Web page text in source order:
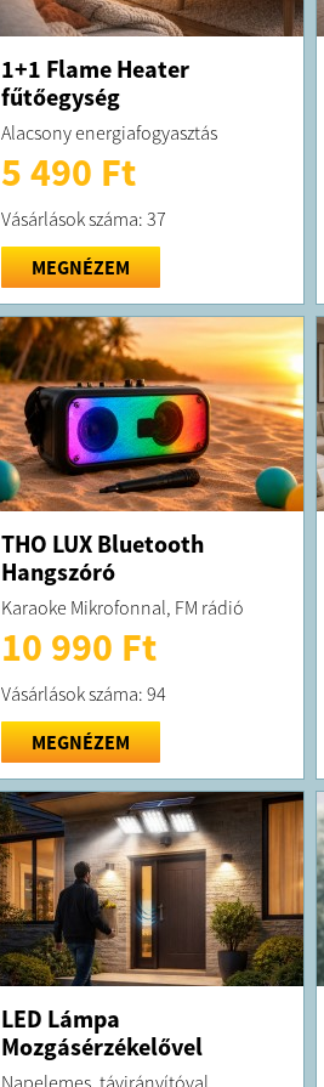
1+1 Flame Heater
fűtőegység
Alacsony energiafogyasztás
5 490 Ft
Vásárlások száma: 37
MEGNÉZEM
THO LUX Bluetooth
Hangszóró
Karaoke Mikrofonnal, FM rádió
10 990 Ft
Vásárlások száma: 94
MEGNÉZEM
LED Lámpa
Mozgásérzékelővel
Napelemes, távirányítóval